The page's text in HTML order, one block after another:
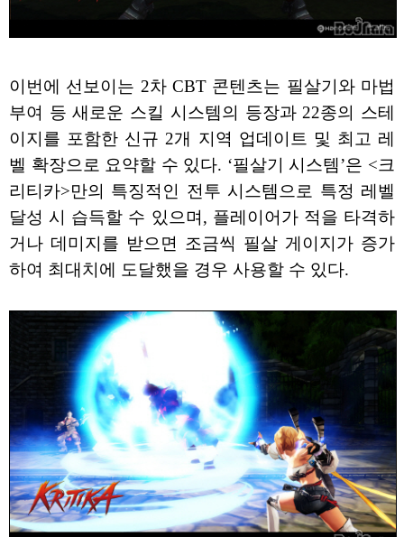
이번에 선보이는 2차 CBT 콘텐츠는 필살기와 마법
부여 등 새로운 스킬 시스템의 등장과 22종의 스테
이지를 포함한 신규 2개 지역 업데이트 및 최고 레
벨 확장으로 요약할 수 있다. ‘필살기 시스템’은 <크
리티카>만의 특징적인 전투 시스템으로 특정 레벨
달성 시 습득할 수 있으며, 플레이어가 적을 타격하
거나 데미지를 받으면 조금씩 필살 게이지가 증가
하여 최대치에 도달했을 경우 사용할 수 있다.